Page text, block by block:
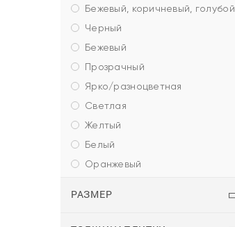
бежевый, коричневый, голубой
черный
бежевый
прозрачный
ярко/разноцветная
светлая
желтый
белый
оранжевый
РАЗМЕР